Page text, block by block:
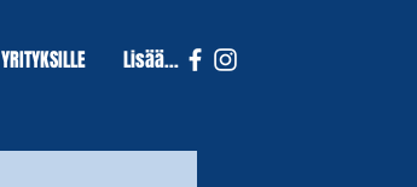
YRITYKSILLE Lisää...